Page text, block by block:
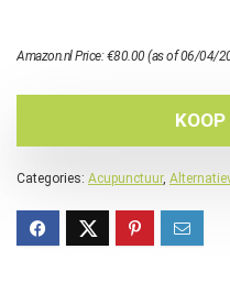
Amazon.nl Price:€80.00(as of 06/04/
Categories: Acupunctuur,